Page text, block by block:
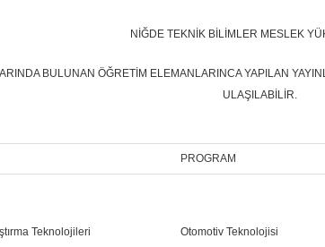
NİĞDE TEKNİK BİLİMLER MESLEK
BULUNAN ÖĞRETİM ELEMANLARINCA YAPILAN
ULAŞILABİLİR.
PROGRAM
Teknolojileri Otomotiv Teknolojisi